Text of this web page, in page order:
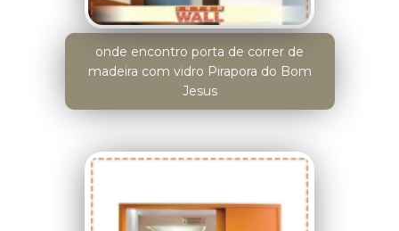
onde encontro porta de correr de
madeira com vidro Pirapora do Bom
Jesus